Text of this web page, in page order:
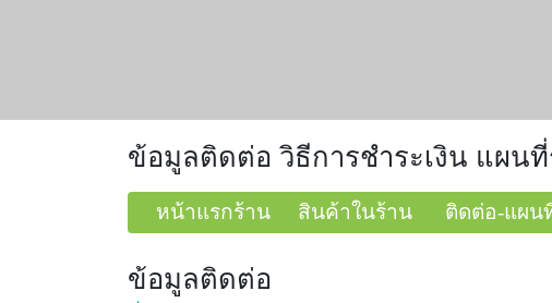
ข้อมูลติดต่อ วิธีการชำระเงิน แผน
หน้าแรกร้าน สินค้าในร้าน ติดต่อ-แผน
ข้อมูลติดต่อ